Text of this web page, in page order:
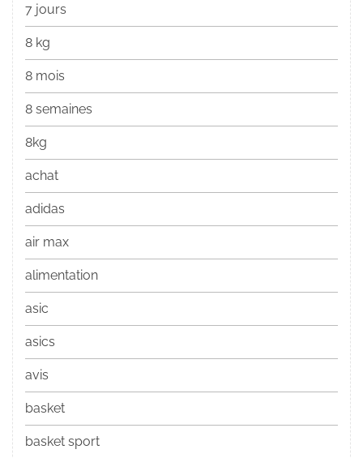
7 jours
8 kg
8 mois
8 semaines
8kg
achat
adidas
air max
alimentation
asic
asics
avis
basket
basket sport